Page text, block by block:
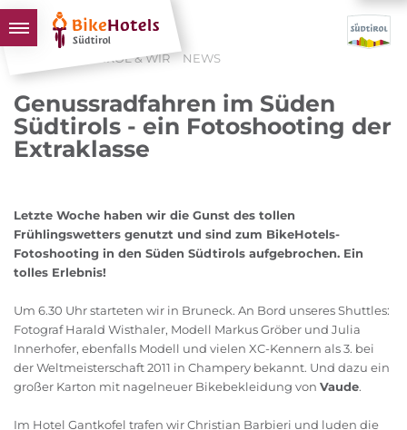
HOTELS & PAKETE
TOUREN & REVIERE
SCHLUSSLICHTER
SÜDTIROL & WIR NEWS
Genussradfahren im Süden
Südtirols - ein Fotoshooting der
Extraklasse
Letzte Woche haben wir die Gunst des tollen
Frühlingswetters genutzt und sind zum BikeHotels-
Fotoshooting in den Süden Südtirols aufgebrochen. Ein
tolles Erlebnis!
Um 6.30 Uhr starteten wir in Bruneck. An Bord unseres Shuttles:
Fotograf Harald Wisthaler, Modell Markus Gröber und Julia
Innerhofer, ebenfalls Modell und vielen XC-Kennern als 3. bei
der Weltmeisterschaft 2011 in Champery bekannt. Und dazu ein
großer Karton mit nagelneuer Bikebekleidung von Vaude.
Im Hotel Gantkofel trafen wir Christian Barbieri und luden die